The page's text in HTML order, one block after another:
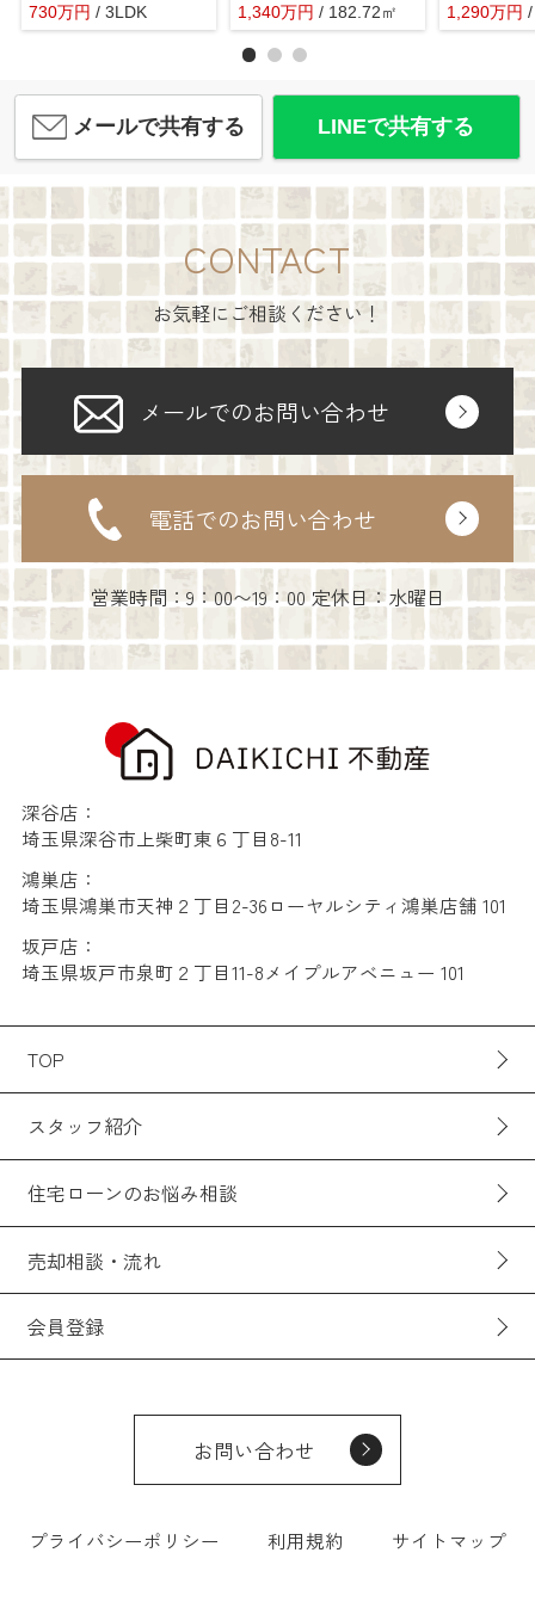
730万円 / 3LDK
1,340万円 / 182.72㎡ 1,290万円
メールで共有する LINEで共有する
CONTACT
お気軽にご相談ください！
メールでのお問い合わせ
電話でのお問い合わせ
営業時間：9：00〜19：00 定休日：水曜日
深谷店：
埼玉県深谷市上柴町東６丁目8-11
鴻巣店：
埼玉県鴻巣市天神２丁目2-36ローヤルシティ鴻巣店舗 101
坂戸店：
埼玉県坂戸市泉町２丁目11-8メイプルアベニュー 101
TOP
スタッフ紹介
住宅ローンのお悩み相談
売却相談・流れ
会員登録
お問い合わせ
プライバシーポリシー 利用規約 サイトマップ